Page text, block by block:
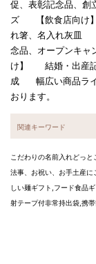
促、表彰記念品、創
ズ 【飲食店向け
れ箸、名入れ灰皿
念品、オープンキ
け】 結婚・出産記
成 幅広い商品ライ
おります。
関連キーワード
こだわりの名前入れどっと
法事、お祝い、お手土産
しい麺ギフト,フード食品
射テープ付非常持出袋,携